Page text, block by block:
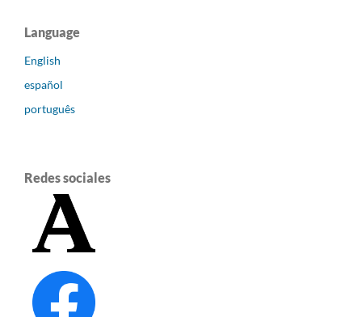
Language
English
español
português
Redes sociales